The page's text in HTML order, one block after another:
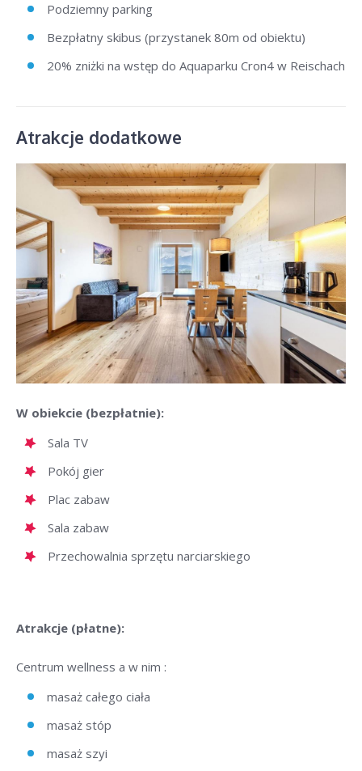
Podziemny parking
Bezpłatny skibus (przystanek 80m od obiektu)
20% zniżki na wstęp do Aquaparku Cron4 w Reischach
Atrakcje dodatkowe
W obiekcie (bezpłatnie):
Sala TV
Pokój gier
Plac zabaw
Sala zabaw
Przechowalnia sprzętu narciarskiego
Atrakcje (płatne):
Centrum wellness a w nim :
masaż całego ciała
masaż stóp
masaż szyi